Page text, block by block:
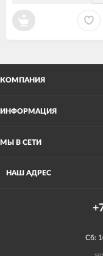
КОМПАНИЯ
ИНФОРМАЦИЯ
МЫ В СЕТИ
НАШ АДРЕС
Сб: